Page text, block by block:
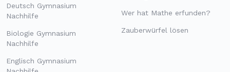
Deutsch Gymnasium
Nachhilfe
Biologie Gymnasium
Nachhilfe
Englisch Gymnasium
Wer hat Mathe erfunden?
Zauberwürfel lösen